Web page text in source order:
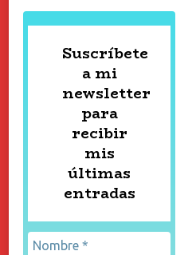
Suscríbete
a mi
newsletter
para
recibir
mis
últimas
entradas